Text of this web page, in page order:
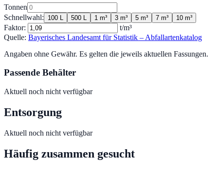
Tonnen
Schnellwahl:
100 L 500 L 1 m³ 3 m³ 5 m³ 7 m³ 10 m³
Faktor:
t/m³
Quelle: Bayerisches Landesamt für Statistik – Abfallartenkatalog
Angaben ohne Gewähr. Es gelten die jeweils aktuellen Fassungen.
Passende Behälter
Aktuell noch nicht verfügbar
Entsorgung
Aktuell noch nicht verfügbar
Häufig zusammen gesucht